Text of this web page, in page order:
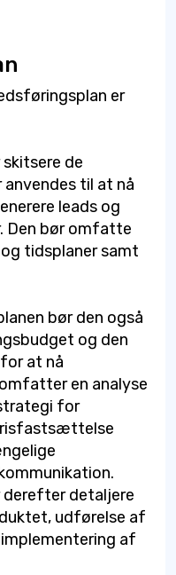
er
de
til at nå
leads og
Den bør omfatte
tidsplaner samt
bør den også
og den
at nå
en analyse
for
derefter detaljere
udførelse af
af